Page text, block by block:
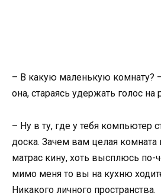
– В какую маленькую комнату?
она, стараясь удержать голос на
– Ну в ту, где у тебя компьютер
доска. Зачем вам целая комната
матрас кину, хоть высплюсь по-
мимо меня то вы на кухню
Никакого личного пространства.